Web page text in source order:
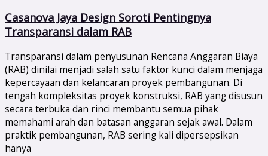
Casanova Jaya Design Soroti Pentingnya
Transparansi dalam RAB
Transparansi dalam penyusunan Rencana Anggaran Biaya
(RAB) dinilai menjadi salah satu faktor kunci dalam menjaga
kepercayaan dan kelancaran proyek pembangunan. Di
tengah kompleksitas proyek konstruksi, RAB yang disusun
secara terbuka dan rinci membantu semua pihak
memahami arah dan batasan anggaran sejak awal. Dalam
praktik pembangunan, RAB sering kali dipersepsikan
hanya